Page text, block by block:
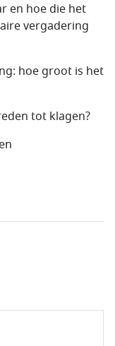
en hoe die het
vergadering
hoe groot is het
tot klagen?